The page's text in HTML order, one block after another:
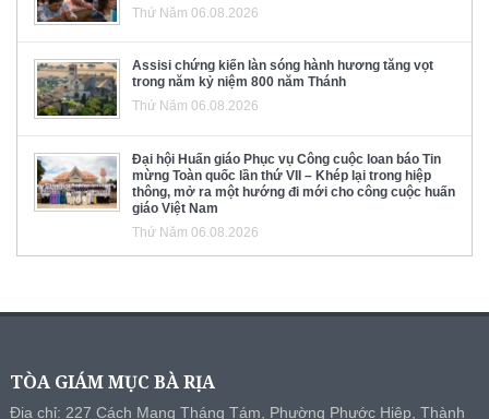
Thứ Năm 06.08.2026
Assisi chứng kiến làn sóng hành hương tăng vọt
trong năm kỷ niệm 800 năm Thánh
Thứ Năm 06.08.2026
Đại hội Huấn giáo Phục vụ Công cuộc loan báo Tin
mừng Toàn quốc lần thứ VII – Khép lại trong hiệp
thông, mở ra một hướng đi mới cho công cuộc huấn
giáo Việt Nam
Thứ Năm 06.08.2026
TÒA GIÁM MỤC BÀ RỊA
Địa chỉ: 227 Cách Mạng Tháng Tám, Phường Phước Hiệp, Thành